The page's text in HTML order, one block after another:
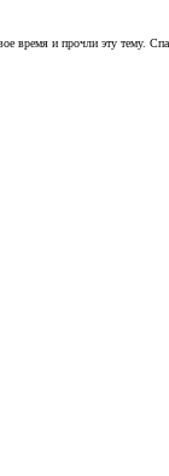
время и прочли эту тему.